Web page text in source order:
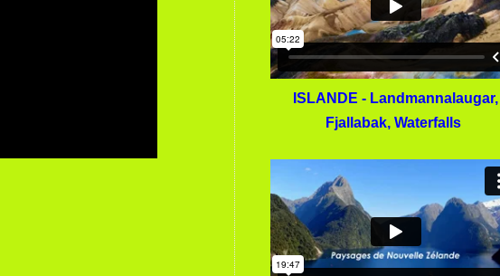
ISLANDE - Landmannalaugar,
Fjallabak, Waterfalls